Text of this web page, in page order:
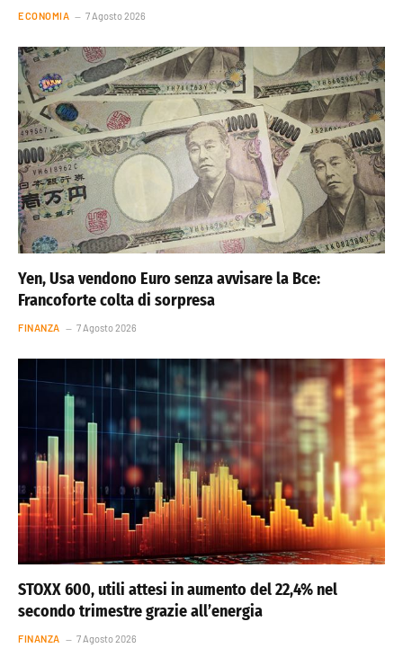
ECONOMIA 7 Agosto 2026
Yen, Usa vendono Euro senza avvisare la Bce:
Francoforte colta di sorpresa
FINANZA 7 Agosto 2026
STOXX 600, utili attesi in aumento del 22,4% nel
secondo trimestre grazie all’energia
FINANZA 7 Agosto 2026